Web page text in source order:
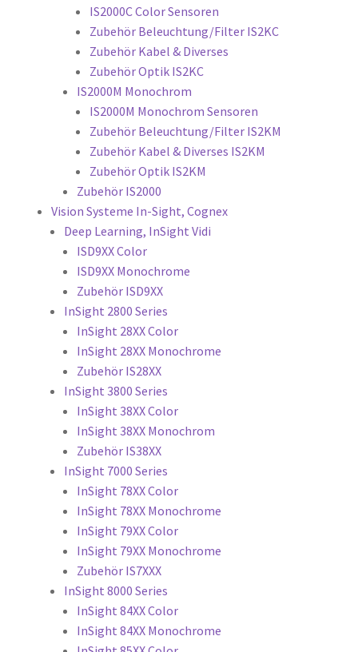
IS2000C Color Sensoren
Zubehör Beleuchtung/Filter IS2KC
Zubehör Kabel & Diverses
Zubehör Optik IS2KC
IS2000M Monochrom
IS2000M Monochrom Sensoren
Zubehör Beleuchtung/Filter IS2KM
Zubehör Kabel & Diverses IS2KM
Zubehör Optik IS2KM
Zubehör IS2000
Vision Systeme In-Sight, Cognex
Deep Learning, InSight Vidi
ISD9XX Color
ISD9XX Monochrome
Zubehör ISD9XX
InSight 2800 Series
InSight 28XX Color
InSight 28XX Monochrome
Zubehör IS28XX
InSight 3800 Series
InSight 38XX Color
InSight 38XX Monochrom
Zubehör IS38XX
InSight 7000 Series
InSight 78XX Color
InSight 78XX Monochrome
InSight 79XX Color
InSight 79XX Monochrome
Zubehör IS7XXX
InSight 8000 Series
InSight 84XX Color
InSight 84XX Monochrome